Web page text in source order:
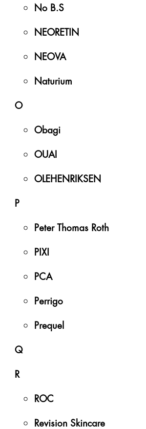
No B.S
NEORETIN
NEOVA
Naturium
O
Obagi
OUAI
OLEHENRIKSEN
P
Peter Thomas Roth
PIXI
PCA
Perrigo
Prequel
Q
R
ROC
Revision Skincare